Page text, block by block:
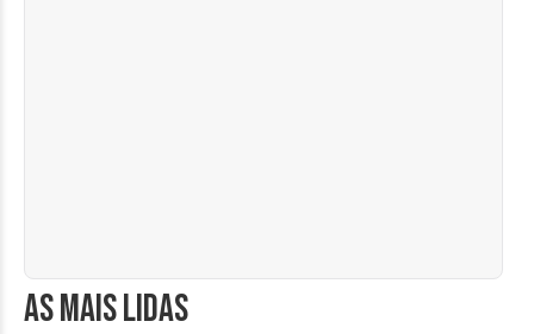
AS MAIS LIDAS